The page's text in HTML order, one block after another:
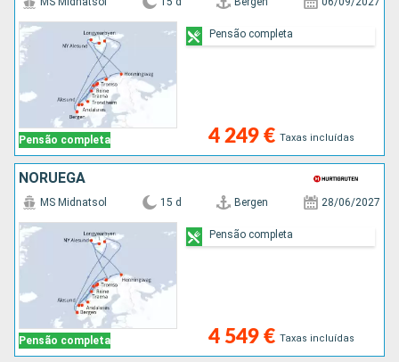
Pensão completa 4 249 € Taxas incluídas
Pensão completa
NORUEGA
Pensão completa
MS Midnatsol 15 d Bergen 28/06/2027
4 549 € Taxas incluídas
Pensão completa